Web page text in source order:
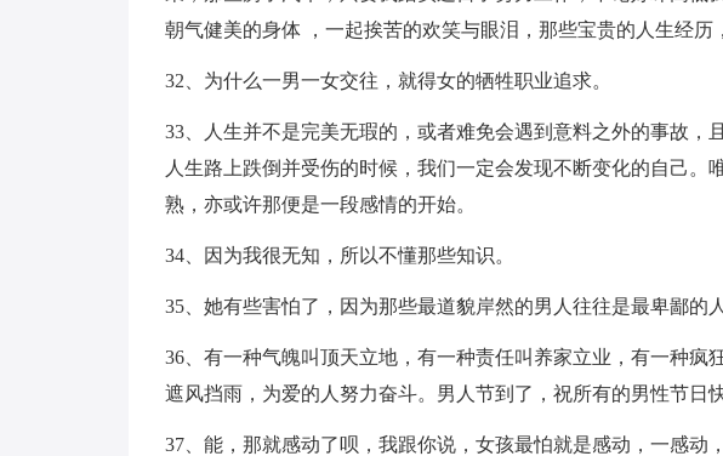
朝气健美的身体 ，一起挨苦的欢笑与眼泪，那些宝贵的人生经历
32、为什么一男一女交往，就得女的牺牲职业追求。
33、人生并不是完美无瑕的，或者难免会遇到意料之外的事故，
人生路上跌倒并受伤的时候，我们一定会发现不断变化的自己。
熟，亦或许那便是一段感情的开始。
34、因为我很无知，所以不懂那些知识。
35、她有些害怕了，因为那些最道貌岸然的男人往往是最卑鄙的人
36、有一种气魄叫顶天立地，有一种责任叫养家立业，有一种疯
遮风挡雨，为爱的人努力奋斗。男人节到了，祝所有的男性节日快
37、能，那就感动了呗，我跟你说，女孩最怕就是感动，一感动